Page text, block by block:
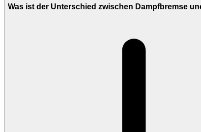
Was ist der Unterschied zwischen Dampfbremse